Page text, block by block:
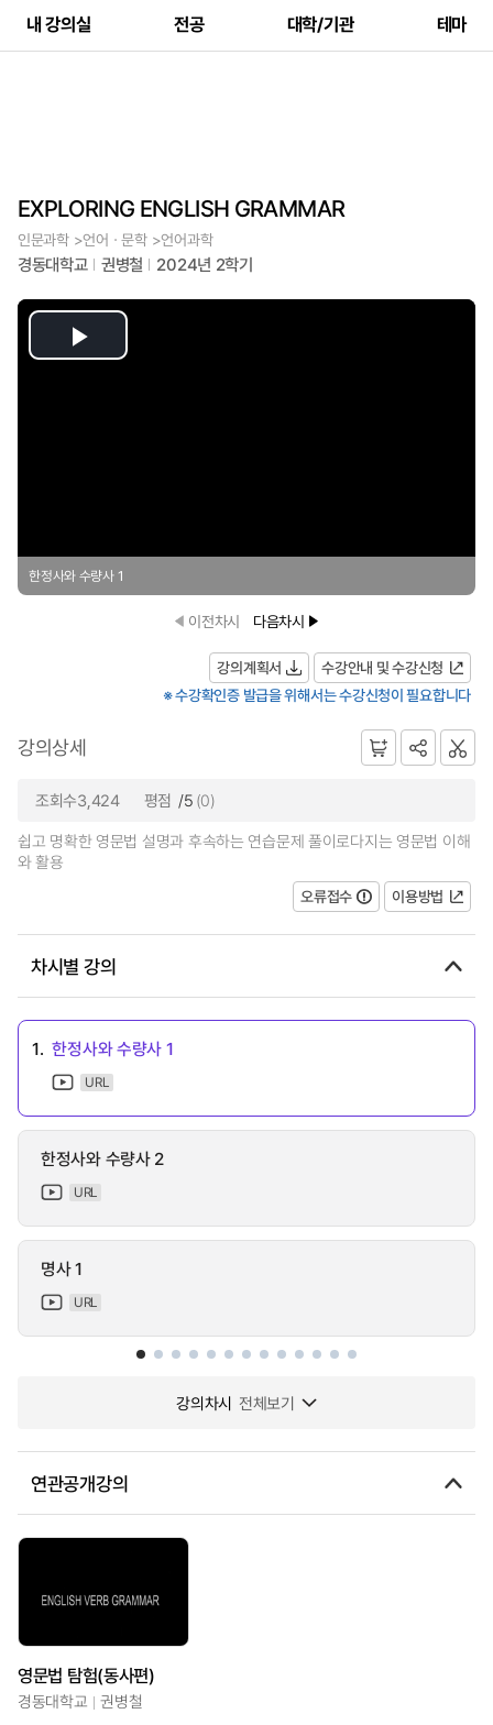
내 강의실 전공 대학/기관 테마
EXPLORING ENGLISH GRAMMAR
인문과학 >언어ㆍ문학 >언어과학
경동대학교 권병철 2024년 2학기
Play
한정사와 수량사 1
이전차시 다음차시
강의계획서
수강안내 및 수강신청
※ 수강확인증 발급을 위해서는 수강신청이 필요합니다
강의상세
조회수3,424 평점 /5 (0)
쉽고 명확한 영문법 설명과 후속하는 연습문제 풀이로다지는 영문법 이해
와 활용
오류접수
이용방법
차시별 강의
1. 한정사와 수량사 1
URL
한정사와 수량사 2
URL
명사 1
URL
강의차시 전체보기
연관공개강의
영문법 탐험(동사편)
경동대학교 권병철